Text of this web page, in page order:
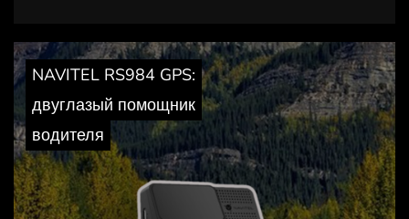
NAVITEL RS984 GPS:
двуглазый помощник
водителя